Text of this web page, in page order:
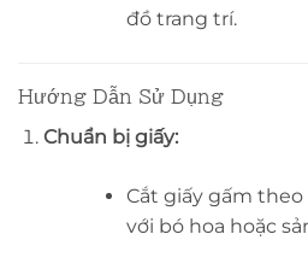
đồ trang trí.
Hướng Dẫn Sử Dụng
Chuẩn bị giấy:
Cắt giấy gấm
với bó hoa hoặc